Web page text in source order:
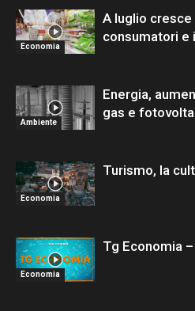
Economia
A luglio cresce
consumatori e
Ambiente
Energia,
gas e
Economia
Turismo, la
Economia
Tg Economia